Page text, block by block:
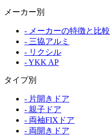
メーカー別
- メーカーの特徴と比較
- 三協アルミ
- リクシル
- YKK AP
タイプ別
- 片開きドア
- 親子ドア
- 両袖FIXドア
- 両開きドア